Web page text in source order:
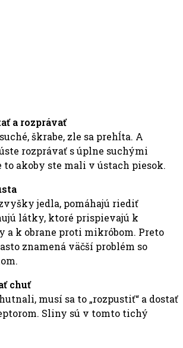
a rozprávať
škrabe, zle sa prehĺta. A
rozprávať s úplne suchými
to akoby ste mali v ústach piesok.
jedla, pomáhajú riediť
látky, ktoré prispievajú k
a k obrane proti mikróbom. Preto
znamená väčší problém so
chuť
musí sa to „rozpustiť“ a dostať
Sliny sú v tomto tichý